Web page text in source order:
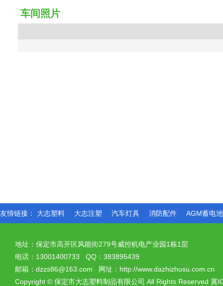
车间照片
友情链接： 大志塑料 大志注塑 汽车灯具 消防配件 AGM蓄电
地址：保定市高开区风能街279号威控机电产业园1栋1层
电话：13001400733 QQ：383895439
邮箱：dzzs86@163.com 网址：http://www.dazhizhusu.com.cn
Copyright © 保定市大志塑料制品有限公司 All Rights Reserved 冀